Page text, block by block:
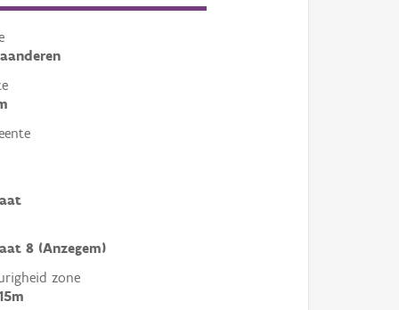
8 (Anzegem)
zone